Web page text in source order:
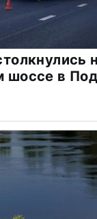
шоссе в